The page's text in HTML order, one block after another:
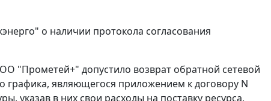
о наличии протокола согласования
"Прометей+" допустило возврат обратной сетевой
графика, являющегося приложением к договору N
, указав в них свои расходы на поставку ресурса,